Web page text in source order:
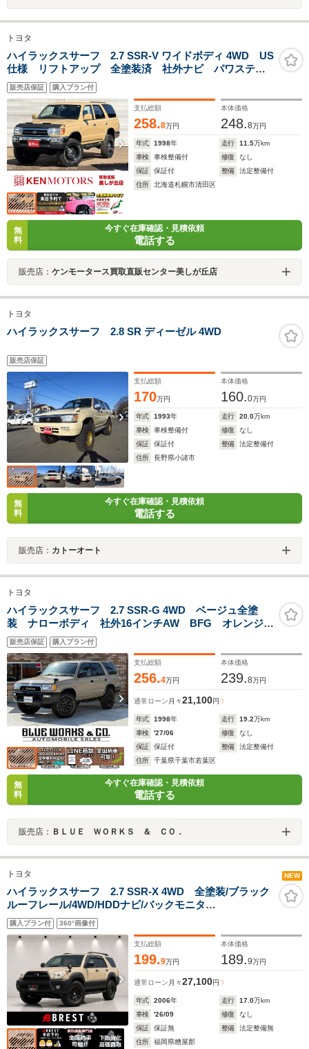
トヨタ
ハイラックスサーフ 2.7 SSR-V ワイドボディ 4WD US
仕様 リフトアップ 全塗装済 社外ナビ パワステ
パワーウィンドウ ETC バックカメラ アルミホイー
ル ルーフレール キーレスエントリー ABS エアコ
ン
販売店保証 購入プラン付
支払総額
258.8万円
本体価格
248.8万円
年式 1998年 走行 11.5万km
車検
車検整備付 修復
なし
保証
保証付 整備
法定整備付
住所
北海道札幌市清田区
無
料
今すぐ在庫確認・見積依頼
電話する
販売店： ケンモータース買取直販センター美しが丘店
トヨタ
ハイラックスサーフ 2.8 SR ディーゼル 4WD
販売店保証
支払総額
170万円
本体価格
160.0万円
年式 1993年 走行 20.0万km
車検
車検整備付 修復
なし
保証
保証付 整備
法定整備付
住所
長野県小諸市
無
料
今すぐ在庫確認・見積依頼
電話する
販売店： カトーオート
トヨタ
ハイラックスサーフ 2.7 SSR-G 4WD ベージュ全塗
装 ナローボディ 社外16インチAW BFG オレンジコ
ーナーマーカー クリアサイドマーカー TOYOTAグリ
ル フルセグナビ ETC バックカメラ 前後ドラレ
コ シートカバー コンビハンドル キーレス
販売店保証 購入プラン付
支払総額
256.4万円
本体価格
239.8万円
通常ローン 月々21,100円
年式 1998年 走行 19.2万km
車検
'27/06 修復
なし
保証
保証付 整備
法定整備付
住所
千葉県千葉市若葉区
無
料
今すぐ在庫確認・見積依頼
電話する
販売店： ＢＬＵＥ ＷＯＲＫＳ ＆ ＣＯ．
トヨタ NEW
ハイラックスサーフ 2.7 SSR-X 4WD 全塗装/ブラック
ルーフレール/4WD/HDDナビ/バックモニタ
ー/ETC/ALPINE(アルパイン)ドライブレコーダー/ALPINE
デジタルインナーミラー/KMC Wheels 17インチアルミホ
イール
購入プラン付 360°画像付
支払総額
199.9万円
本体価格
189.9万円
通常ローン 月々27,100円
年式 2006年 走行 17.0万km
車検
'26/09 修復
なし
保証
保証無 整備
法定整備無
住所
福岡県糟屋郡